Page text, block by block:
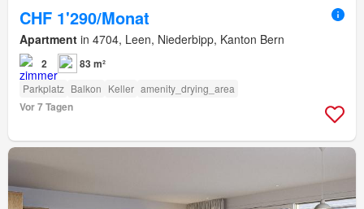
CHF 1'290/Monat
Apartment in 4704, Leen, Niederbipp, Kanton Bern
2 83 m²
Parkplatz Balkon Keller amenity_drying_area
Vor 7 Tagen